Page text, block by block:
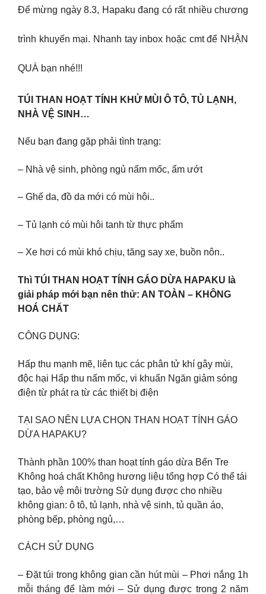
Để mừng ngày 8.3, Hapaku đang có rất nhiều chương
trình khuyến mại. Nhanh tay inbox hoặc cmt để NHẬN
QUÀ bạn nhé!!!
TÚI THAN HOẠT TÍNH KHỬ MÙI Ô TÔ, TỦ LẠNH,
NHÀ VỆ SINH…
Nếu bạn đang gặp phải tình trạng:
– Nhà vệ sinh, phòng ngủ nấm mốc, ẩm ướt
– Ghế da, đồ da mới có mùi hôi..
– Tủ lạnh có mùi hôi tanh từ thực phẩm
– Xe hơi có mùi khó chịu, tăng say xe, buồn nôn..
Thì TÚI THAN HOẠT TÍNH GÁO DỪA HAPAKU là
giải pháp mới bạn nên thử: AN TOÀN – KHÔNG
HOÁ CHẤT
CÔNG DỤNG:
Hấp thu mạnh mẽ, liên tục các phân tử khí gây mùi,
độc hại Hấp thu nấm mốc, vi khuẩn Ngăn giảm sóng
điện từ phát ra từ các thiết bị điện
TẠI SAO NÊN LỰA CHỌN THAN HOẠT TÍNH GÁO
DỪA HAPAKU?
Thành phần 100% than hoạt tính gáo dừa Bến Tre
Không hoá chất Không hương liệu tổng hợp Có thể tái
tạo, bảo vệ môi trường Sử dụng được cho nhiều
không gian: ô tô, tủ lạnh, nhà vệ sinh, tủ quần áo,
phòng bếp, phòng ngủ,…
CÁCH SỬ DỤNG
– Đặt túi trong không gian cần hút mùi – Phơi nắng 1h
mỗi tháng để làm mới – Sử dụng được trong 2 năm